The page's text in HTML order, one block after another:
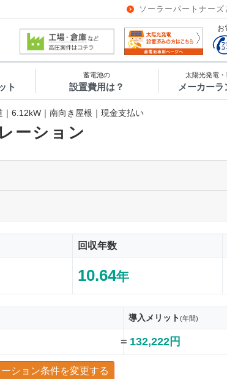
ソーラーパートナーズ
お
ト
蓄電池の
設置費用は？
太陽光発電
メーカーラ
｜6.12kW｜南向き屋根｜現金支払い
ーション
回収年数
10.64年
導入メリット(年間)
= 132,222円
ション条件を変更する